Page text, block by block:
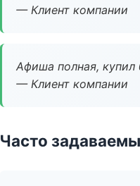
— Клиент компании
Афиша полная, купил
— Клиент компании
Часто